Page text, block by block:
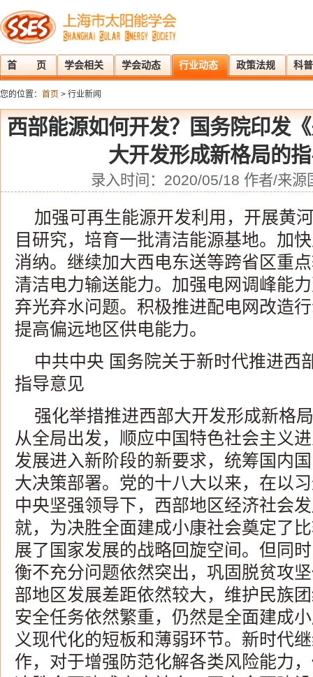
首 页 学会相关 学会动态 行业动态 政策法规 科
您的位置： 首页 > 行业新闻
西部能源如何开发？国务院印发
大开发形成新格局的
录入时间：2020/05/18 作者/来源
加强可再生能源开发利用，开展黄
目研究，培育一批清洁能源基地。加
消纳。继续加大西电东送等跨省区重
清洁电力输送能力。加强电网调峰能
弃光弃水问题。积极推进配电网改造
提高偏远地区供电能力。
中共中央 国务院关于新时代推进西
指导意见
强化举措推进西部大开发形成新格
从全局出发，顺应中国特色社会主义
发展进入新阶段的新要求，统筹国内
大决策部署。党的十八大以来，在以
中央坚强领导下，西部地区经济社会
就，为决胜全面建成小康社会奠定了
展了国家发展的战略回旋空间。但同
衡不充分问题依然突出，巩固脱贫攻
部地区发展差距依然较大，维护民族
安全任务依然繁重，仍然是全面建成
义现代化的短板和薄弱环节。新时代
作，对于增强防范化解各类风险能力